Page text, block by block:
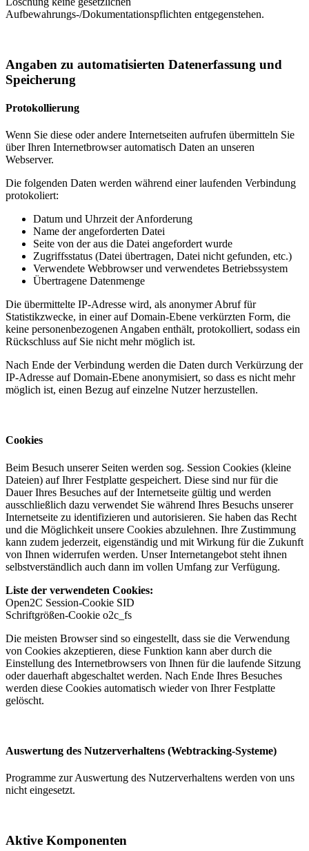
Aufbewahrungs-/Dokumentationspflichten entgegenstehen.
Angaben zu automatisierten Datenerfassung und
Speicherung
Protokollierung
Wenn Sie diese oder andere Internetseiten aufrufen übermitteln Sie
über Ihren Internetbrowser automatisch Daten an unseren
Webserver.
Die folgenden Daten werden während einer laufenden Verbindung
protokoliert:
Datum und Uhrzeit der Anforderung
Name der angeforderten Datei
Seite von der aus die Datei angefordert wurde
Zugriffsstatus (Datei übertragen, Datei nicht gefunden, etc.)
Verwendete Webbrowser und verwendetes Betriebssystem
Übertragene Datenmenge
Die übermittelte IP-Adresse wird, als anonymer Abruf für
Statistikzwecke, in einer auf Domain-Ebene verkürzten Form, die
keine personenbezogenen Angaben enthält, protokolliert, sodass ein
Rückschluss auf Sie nicht mehr möglich ist.
Nach Ende der Verbindung werden die Daten durch Verkürzung der
IP-Adresse auf Domain-Ebene anonymisiert, so dass es nicht mehr
möglich ist, einen Bezug auf einzelne Nutzer herzustellen.
Cookies
Beim Besuch unserer Seiten werden sog. Session Cookies (kleine
Dateien) auf Ihrer Festplatte gespeichert. Diese sind nur für die
Dauer Ihres Besuches auf der Internetseite gültig und werden
ausschließlich dazu verwendet Sie während Ihres Besuchs unserer
Internetseite zu identifizieren und autorisieren. Sie haben das Recht
und die Möglichkeit unsere Cookies abzulehnen. Ihre Zustimmung
kann zudem jederzeit, eigenständig und mit Wirkung für die Zukunft
von Ihnen widerrufen werden. Unser Internetangebot steht ihnen
selbstverständlich auch dann im vollen Umfang zur Verfügung.
Liste der verwendeten Cookies:
Open2C Session-Cookie SID
Schriftgrößen-Cookie o2c_fs
Die meisten Browser sind so eingestellt, dass sie die Verwendung
von Cookies akzeptieren, diese Funktion kann aber durch die
Einstellung des Internetbrowsers von Ihnen für die laufende Sitzung
oder dauerhaft abgeschaltet werden. Nach Ende Ihres Besuches
werden diese Cookies automatisch wieder von Ihrer Festplatte
gelöscht.
Auswertung des Nutzerverhaltens (Webtracking-Systeme)
Programme zur Auswertung des Nutzerverhaltens werden von uns
nicht eingesetzt.
Aktive Komponenten